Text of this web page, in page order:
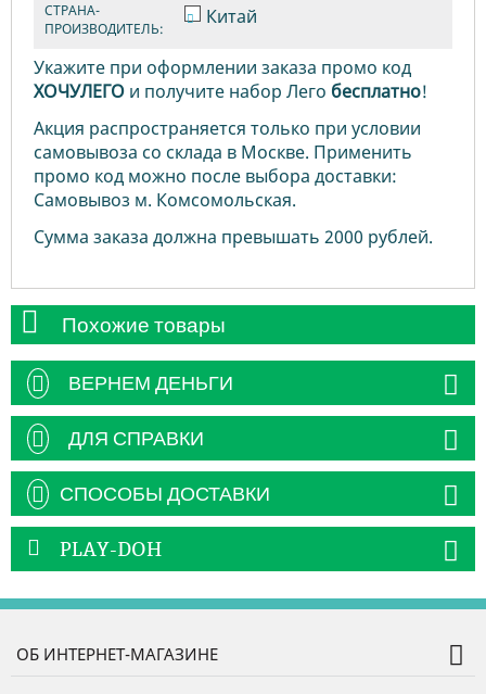
СТРАНА-
ПРОИЗВОДИТЕЛЬ:
Китай
Укажите при оформлении заказа промо код
ХОЧУЛЕГО и получите набор Лего бесплатно!
Акция распространяется только при условии
самовывоза со склада в Москве. Применить
промо код можно после выбора доставки:
Самовывоз м. Комсомольская.
Сумма заказа должна превышать 2000 рублей.
Похожие товары
ВЕРНЕМ ДЕНЬГИ
ДЛЯ СПРАВКИ
СПОСОБЫ ДОСТАВКИ
PLAY-DOH
ОБ ИНТЕРНЕТ-МАГАЗИНЕ